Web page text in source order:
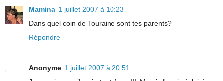
Mamina 1 juillet 2007 à 10:23
Dans quel coin de Touraine sont tes parents?
Répondre
Anonyme 1 juillet 2007 à 20:51